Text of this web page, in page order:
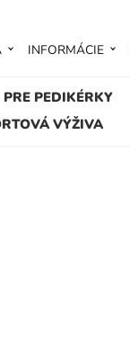
PRE PEDIKÉRKY
VÝŽIVA
INFORMÁCIE